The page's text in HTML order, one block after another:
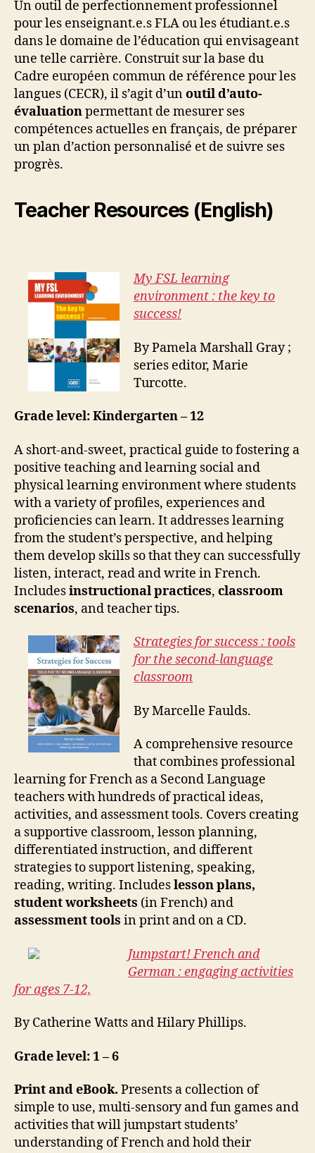
Un outil de perfectionnement professionnel
pour les enseignant.e.s FLA ou les étudiant.e.s
dans le domaine de l’éducation qui envisageant
une telle carrière. Construit sur la base du
Cadre européen commun de référence pour les
langues (CECR), il s’agit d’unoutil d’auto-
évaluationpermettant de mesurer ses
compétences actuelles en français, de préparer
un plan d’action personnalisé et de suivre ses
progrès.
Teacher Resources (English)
My FSL learning
environment : the key to
success!
By Pamela Marshall Gray ;
series editor, Marie
Turcotte.
Grade level: Kindergarten – 12
A short-and-sweet, practical guide to fostering a
positive teaching and learning social and
physical learning environment where students
with a variety of profiles, experiences and
proficiencies can learn. It addresses learning
from the student’s perspective, and helping
them develop skills so that they can successfully
listen, interact, read and write in French.
Includesinstructional practices, classroom
scenarios, and teacher tips.
Strategies for success : tools
for the second-language
classroom
By Marcelle Faulds.
A comprehensive resource
that combines professional
learning for French as a Second Language
teachers with hundreds of practical ideas,
activities, and assessment tools. Covers creating
a supportive classroom, lesson planning,
differentiated instruction, and different
strategies to support listening, speaking,
reading, writing. Includeslesson plans,
student worksheets (in French) and
assessment tools in print and on a CD.
Jumpstart! French and
German : engaging activities
for ages 7-12,
By Catherine Watts and Hilary Phillips.
Grade level: 1 – 6
Print and eBook. Presents a collection of
simple to use, multi-sensory and fun games and
activities that will jumpstart students’
understanding of French and hold their